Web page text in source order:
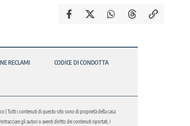
RECLAMI CODICE DI CONDOTTA
| Tutti i contenuti di questo sito sono di proprietà della casa
gli autori o aventi diritto dei contenuti riportati, i